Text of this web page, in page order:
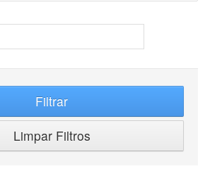
Filtrar
Limpar Filtros